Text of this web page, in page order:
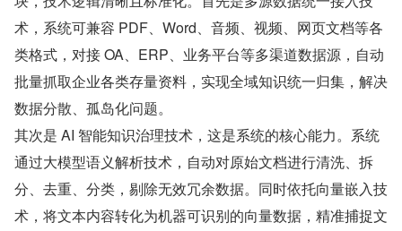
术，系统可兼容 PDF、Word、音频、视频、网页文档等各
类格式，对接 OA、ERP、业务平台等多渠道数据源，自动
批量抓取企业各类存量资料，实现全域知识统一归集，解决
数据分散、孤岛化问题。
其次是 AI 智能知识治理技术，这是系统的核心能力。系统
通过大模型语义解析技术，自动对原始文档进行清洗、拆
分、去重、分类，剔除无效冗余数据。同时依托向量嵌入技
术，将文本内容转化为机器可识别的向量数据，精准捕捉文